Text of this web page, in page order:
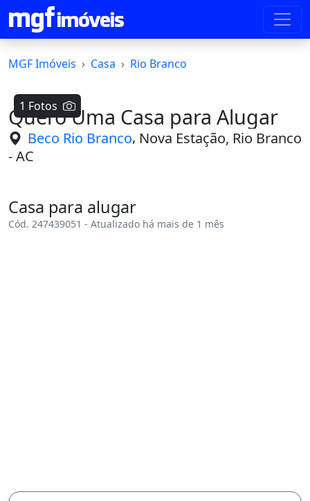
MGF Imóveis Casa Rio Branco
1 Fotos
Quero Uma Casa para Alugar
Beco Rio Branco, Nova Estação, Rio Branco
- AC
Casa para alugar
Cód. 247439051 - Atualizado há mais de 1 mês